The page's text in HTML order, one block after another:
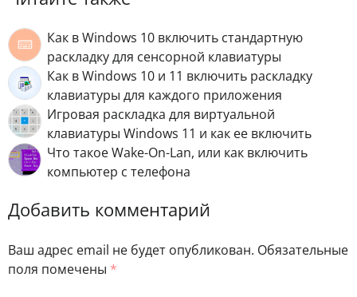
Как в Windows 10 включить стандартную
раскладку для сенсорной клавиатуры
Как в Windows 10 и 11 включить раскладку
клавиатуры для каждого приложения
Игровая раскладка для виртуальной
клавиатуры Windows 11 и как ее включить
Что такое Wake-On-Lan, или как включить
компьютер с телефона
Добавить комментарий
Ваш адрес email не будет опубликован. Обязательные
поля помечены *